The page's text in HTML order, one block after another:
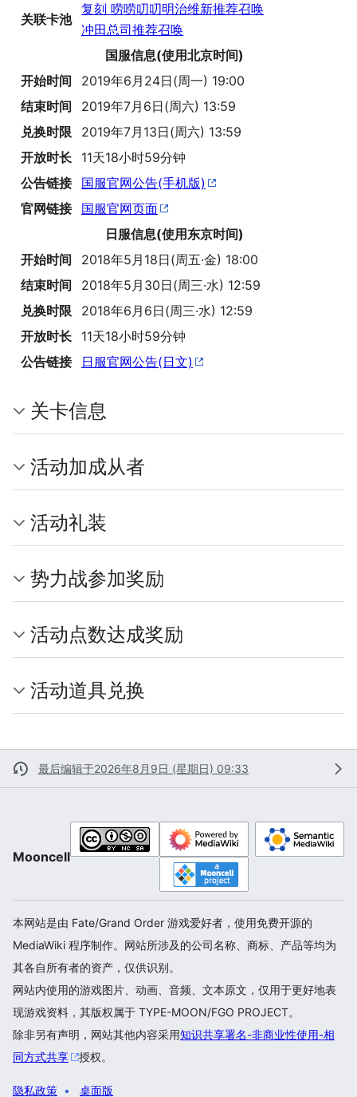
关联卡池
复刻 唠唠叨叨明治维新推荐召唤
冲田总司推荐召唤
国服信息(使用北京时间)
开始时间
2019年6月24日(周一) 19:00
结束时间
2019年7月6日(周六) 13:59
兑换时限
2019年7月13日(周六) 13:59
开放时长
11天18小时59分钟
公告链接
国服官网公告(手机版)
官网链接
国服官网页面
日服信息(使用东京时间)
开始时间
2018年5月18日(周五·金) 18:00
结束时间
2018年5月30日(周三·水) 12:59
兑换时限
2018年6月6日(周三·水) 12:59
开放时长
11天18小时59分钟
公告链接
日服官网公告(日文)
关卡信息
活动加成从者
活动礼装
势力战参加奖励
活动点数达成奖励
活动道具兑换
最后编辑于2026年8月9日 (星期日) 09:33
Mooncell
本网站是由 Fate/Grand Order 游戏爱好者，使用免费开源的
MediaWiki 程序制作。网站所涉及的公司名称、商标、产品等均为
其各自所有者的资产，仅供识别。
网站内使用的游戏图片、动画、音频、文本原文，仅用于更好地表
现游戏资料，其版权属于 TYPE-MOON/FGO PROJECT。
除非另有声明，网站其他内容采用知识共享署名-非商业性使用-相
同方式共享
授权。
隐私政策 桌面版